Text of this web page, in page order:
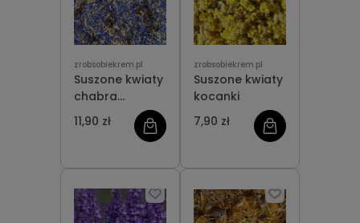
zrobsobiekrem.pl
Suszone kwiaty
chabra
bławatka
11,90 zł
zrobsobiekrem.pl
Suszone kwiaty
kocanki
7,90 zł